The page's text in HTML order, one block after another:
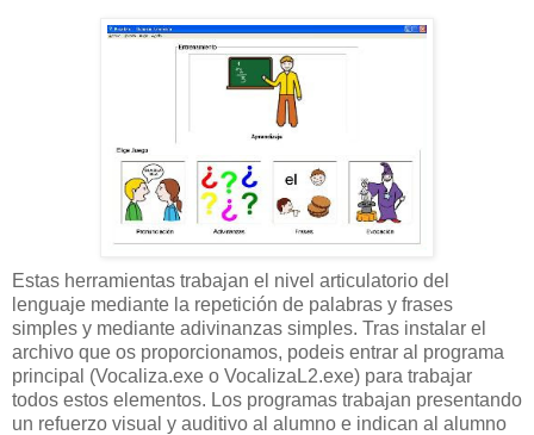
Estas herramientas trabajan el nivel articulatorio del
lenguaje mediante la repetición de palabras y frases
simples y mediante adivinanzas simples. Tras instalar el
archivo que os proporcionamos, podeis entrar al programa
principal (Vocaliza.exe o VocalizaL2.exe) para trabajar
todos estos elementos. Los programas trabajan presentando
un refuerzo visual y auditivo al alumno e indican al alumno